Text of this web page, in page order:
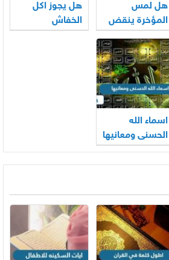
هل لمس
المؤخرة ينقض
الوضوء
هل يجوز اكل
الخفاش
اسماء الله
الحسنى ومعانيها